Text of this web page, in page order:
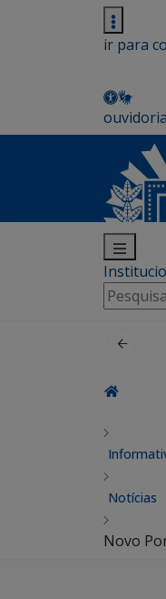
ir para
ouvidoria
Pesquisar
por:
Notícias
Novo